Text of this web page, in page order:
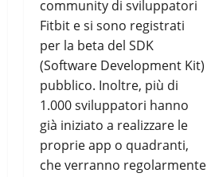
community di sviluppatori
Fitbit e si sono registrati
per la beta del SDK
(Software Development Kit)
pubblico. Inoltre, più di
1.000 sviluppatori hanno
già iniziato a realizzare le
proprie app o quadranti,
che verranno regolarmente